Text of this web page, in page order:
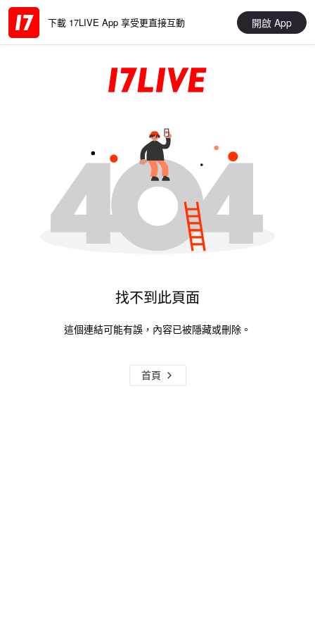
下載 17LIVE App 享受更直接互動 開啟 App
找不到此頁面
這個連結可能有誤，內容已被隱藏或刪除。
首頁